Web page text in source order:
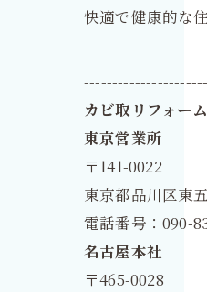
快適で健康的な
カビ取リフォーム
東京営業所
〒141-0022
東京都品川区東
電話番号：090-
名古屋本社
〒465-0028